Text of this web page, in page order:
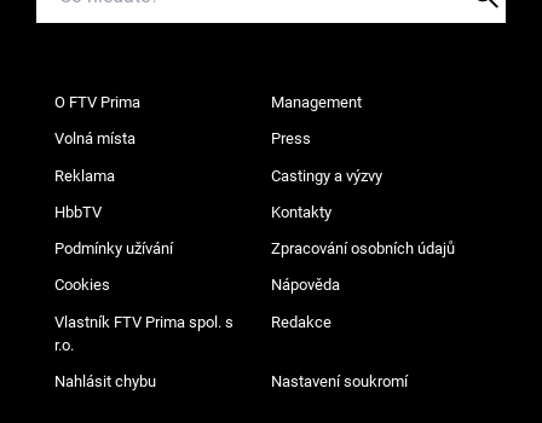
O FTV Prima Management
Volná místa Press
Reklama Castingy a výzvy
HbbTV Kontakty
Podmínky užívání Zpracování osobních údajů
Cookies Nápověda
Vlastník FTV Prima spol. s
r.o.
Redakce
Nahlásit chybu Nastavení soukromí